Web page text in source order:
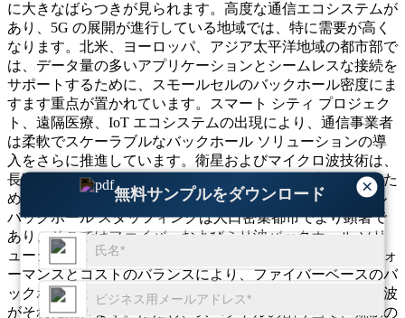
×
無料サンプルをダウンロード
に大きなばらつきが見られます。高度な通信エコシステムが
あり、5G の展開が進行している地域では、特に需要が高く
なります。北米、ヨーロッパ、アジア太平洋地域の都市部で
は、データ量の多いアプリケーションとシームレスな接続を
サポートするために、スモールセルのバックホール密度にま
すます重点が置かれています。スマート シティ プロジェク
ト、遠隔医療、IoT エコシステムの出現により、通信事業者
は柔軟でスケーラブルなバックホール ソリューションの導
入をさらに推進しています。衛星およびマイクロ波技術は、
長距離および低インフラストラクチャー地域に適しているた
め、中東およびアフリカでより支配的です。スモール セル
バックホール スタッフィングは人口密集都市でより顕著で
あり、そこではファイバーおよびミリ波バックホール ソリ
ューションがますます好まれています。世界的には、パフォ
ーマンスとコストのバランスにより、ファイバーベースのバ
ックホールが最高の市場シェアを占め、マイクロ波、ミリ波
がそれに続きます。ただし、スペクトルの割り当て、規制の